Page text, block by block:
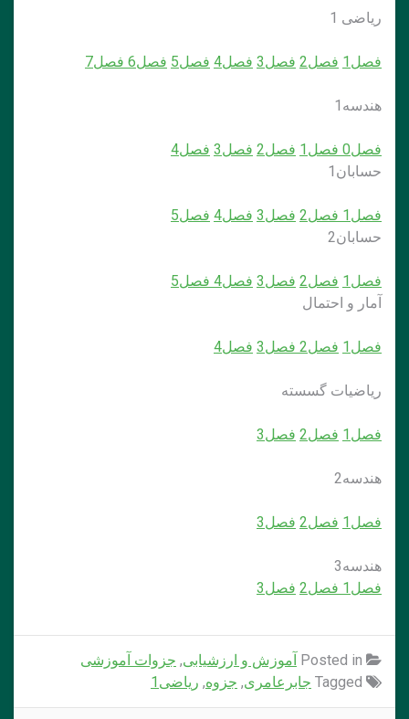
ریاضی 1
فصل1 فصل2 فصل3 فصل4 فصل5 فصل6 فصل7
هندسه1
فصل0 فصل1 فصل2 فصل3
فصل4
حسابان1
فصل1 فصل2 فصل3 فصل4
فصل5
حسابان2
فصل1 فصل2 فصل3 فصل4
فصل5
آمار و احتمال
فصل1 فصل2 فصل3 فصل4
ریاضیات گسسته
فصل1 فصل2 فصل3
هندسه2
فصل1 فصل2 فصل3
هندسه3
فصل1
فصل2 فصل3
آموزش و ارزشیابی, جزوات آموزشی
جابرعامری, جزوه, ریاضی1